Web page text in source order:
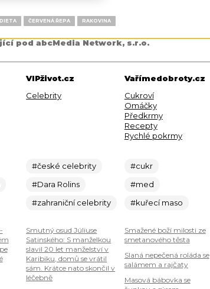
ČERVENÁ ŘEPA RAKOVINA
pod abcMedia Network, s.r.o.
VIPživot.cz
Celebrity
#české celebrity
#Dara Rolins
#zahraniční celebrity
Smutný osud Júliuse
Satinského: S manželkou
slavil 20 let manželství v
Karibiku, domů se vrátil
sám. Krátce nato skončil v
léčebně
Vařímedobroty.cz
Cukroví
Omáčky
Předkrmy
Recepty
Rychlé pokrmy
#cukr
#med
#kuřecí maso
Smažené boží milosti ze
smetanového těsta
Slaná nepečená roláda se
salámem a rajčaty
Masová bábovka se